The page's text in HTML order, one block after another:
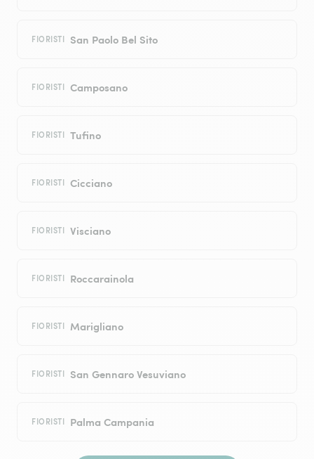
FIORISTI San Paolo Bel Sito
FIORISTI Camposano
FIORISTI Tufino
FIORISTI Cicciano
FIORISTI Visciano
FIORISTI Roccarainola
FIORISTI Marigliano
FIORISTI San Gennaro Vesuviano
FIORISTI Palma Campania